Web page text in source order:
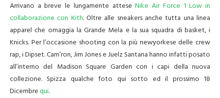
Arrivano a breve le lungamente atteseNike Air Force 1 Low in
collaborazione con Kith. Oltre alle sneakers anche tutta una linea
apparel che omaggia la Grande Mela e la sua squadra di basket, i
Knicks. Per l’occasione shooting con la più newyorkese delle crew
rap, i Dipset. Cam’ron, Jim Jones e Juelz Santana hanno infatti posato
all’interno del Madison Square Garden con i capi della nuova
collezione. Spizza qualche foto qui sotto ed il prossimo 18
Dicembrequi.